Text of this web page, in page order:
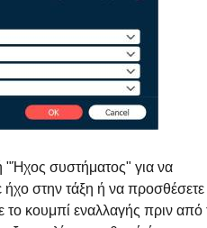
"Ήχος συστήματος" για να
ήχο στην τάξη ή να προσθέσετε
το κουμπί εναλλαγής πριν από